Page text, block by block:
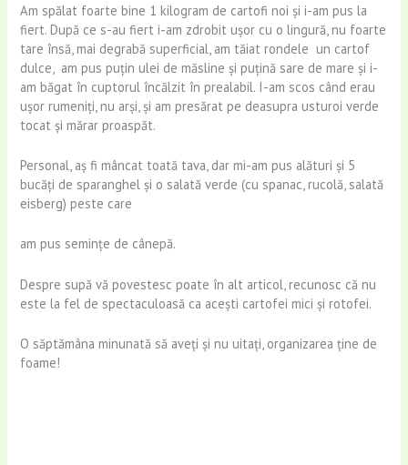
Am spălat foarte bine 1 kilogram de cartofi noi și i-am pus la
fiert. După ce s-au fiert i-am zdrobit ușor cu o lingură, nu foarte
tare însă, mai degrabă superficial, am tăiat rondele un cartof
dulce, am pus puțin ulei de măsline și puțină sare de mare și i-
am băgat în cuptorul încălzit în prealabil. I-am scos când erau
ușor rumeniți, nu arși, și am presărat pe deasupra usturoi verde
tocat și mărar proaspăt.
Personal, aș fi mâncat toată tava, dar mi-am pus alături și 5
bucăți de sparanghel și o salată verde (cu spanac, rucolă, salată
eisberg) peste care
am pus semințe de cânepă.
Despre supă vă povestesc poate în alt articol, recunosc că nu
este la fel de spectaculoasă ca acești cartofei mici și rotofei.
O săptămâna minunată să aveți și nu uitați, organizarea ține de
foame!